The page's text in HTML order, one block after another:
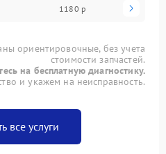
1180 р
ориентировочные, без учета
стоимости запчастей.
на бесплатную диагностику.
и укажем на неисправность.
все услуги